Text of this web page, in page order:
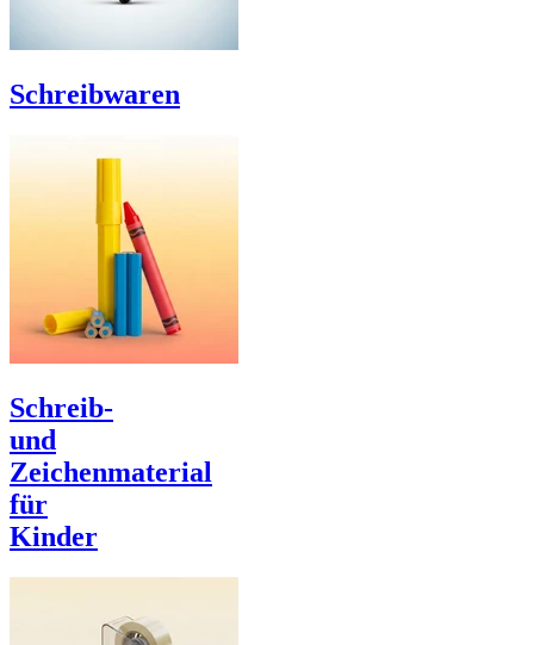
Schreibwaren
Schreib-
und
Zeichenmaterial
für
Kinder